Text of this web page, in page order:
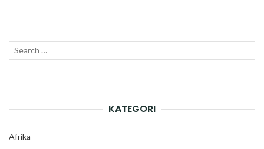
Search
KATEGORI
Afrika